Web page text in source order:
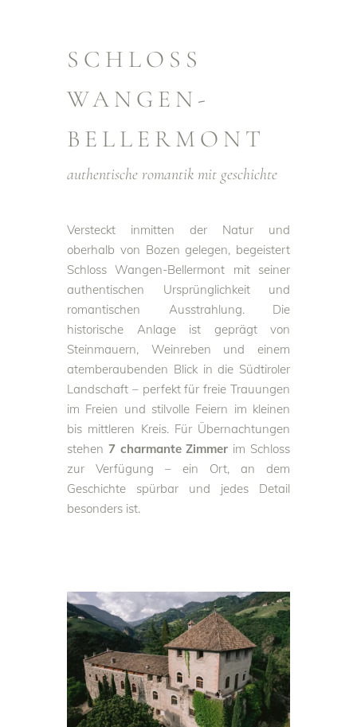
SCHLOSS
WANGEN-
BELLERMONT
authentische romantik mit geschichte
Versteckt inmitten der Natur und
oberhalb von Bozen gelegen, begeistert
Schloss Wangen-Bellermont mit seiner
authentischen Ursprünglichkeit und
romantischen Ausstrahlung. Die
historische Anlage ist geprägt von
Steinmauern, Weinreben und einem
atemberaubenden Blick in die Südtiroler
Landschaft – perfekt für freie Trauungen
im Freien und stilvolle Feiern im kleinen
bis mittleren Kreis. Für Übernachtungen
stehen 7 charmante Zimmer im Schloss
zur Verfügung – ein Ort, an dem
Geschichte spürbar und jedes Detail
besonders ist.